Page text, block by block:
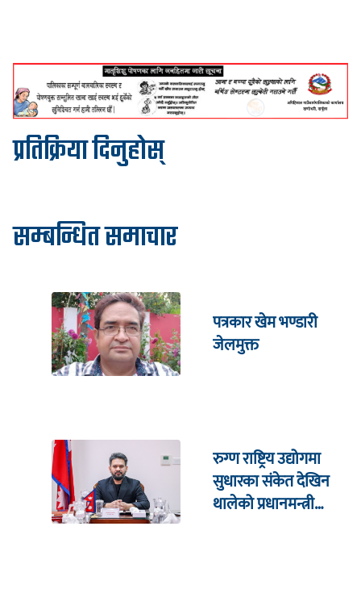
प्रतिक्रिया दिनुहोस्
सम्बन्धित समाचार
पत्रकार खेम भण्डारी
जेलमुक्त
रुग्ण राष्ट्रिय उद्योगमा
सुधारका संकेत देखिन
थालेको प्रधानमन्त्री